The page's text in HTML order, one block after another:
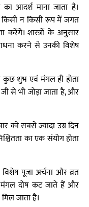
आदर्श माना जाता है।
न किसी रूप में जगत
शास्त्रों के अनुसार
करने से उनकी विशेष
शुभ एवं मंगल ही होता
से भी जोड़ा जाता है, और
को सबसे ज्यादा उग्र दिन
का एक संयोग होता
पूजा अर्चना और व्रत
दोष कट जाते हैं और
जाता है।